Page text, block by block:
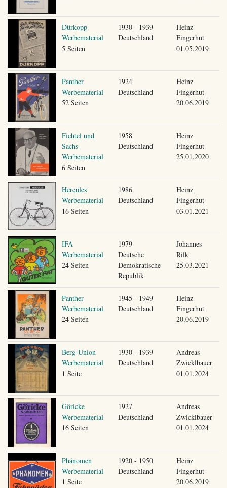
Dürkopp
Werbematerial
5 Seiten
1930 - 1939
Deutschland
Heinz
Fingerhut
01.05.2019
Panther
Werbematerial
52 Seiten
1924
Deutschland
Heinz
Fingerhut
20.06.2019
Fichtel und
Sachs
Werbematerial
6 Seiten
1958
Deutschland
Heinz
Fingerhut
25.01.2020
Hercules
Werbematerial
16 Seiten
1986
Deutschland
Heinz
Fingerhut
03.01.2021
IFA
Werbematerial
24 Seiten
1979
Deutsche
Demokratische
Republik
Johannes
Rilk
25.03.2021
Panther
Werbematerial
24 Seiten
1945 - 1949
Deutschland
Heinz
Fingerhut
20.06.2019
Berg-Union
Werbematerial
1 Seite
1930 - 1939
Deutschland
Andreas
Zwicklbauer
01.01.2024
Göricke
Werbematerial
16 Seiten
1927
Deutschland
Andreas
Zwicklbauer
01.01.2024
Phänomen
Werbematerial
1 Seite
1920 - 1950
Deutschland
Heinz
Fingerhut
20.06.2019